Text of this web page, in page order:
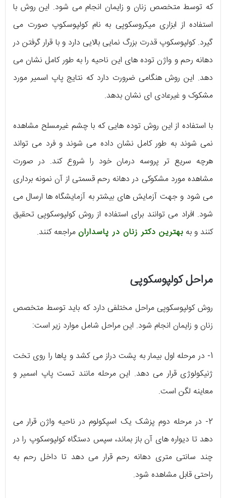
که توسط متخصص زنان و زایمان انجام می شود. این روش با
استفاده از ابزاری میکروسکوپی به نام کولپوسکوپ صورت می
گیرد. کولپوسکوپ قدرت بزرگ نمایی بالایی دارد و با قرار گرفتن در
دهانه رحم و واژن توده های این ناحیه را به طور کامل نشان می
دهد. این روش هنگامی ضرورت دارد که نتایج پاپ اسمیر مورد
مشکوک و غیرعادی ای نشان بدهد.
با استفاده از این روش توده هایی که با چشم غیرمسلح مشاهده
نمی شوند به طور کامل نشان داده می شوند و فرد می تواند
هرچه سریع تر پروسه درمان خود را شروع کند. در صورت
مشاهده مورد مشکوکی در دهانه رحم قسمتی از آن نمونه برداری
می شود و جهت آزمایش های بیشتر به آزمایشگاه ها ارسال می
شود. افراد می توانند برای استفاده از روش کولپوسکوپی تحقیق
کنند و به بهترین دکتر زنان در پاسدارانمراجعه کنند.
مراحل کولپوسکوپی
روش کولپوسکوپی مراحل مختلفی دارد که باید توسط متخصص
زنان و زایمان انجام شود. این مراحل شامل موارد زیر است:
1- در مرحله اول بیمار به پشت دراز می کشد و پاها را روی تخت
ژنیکولوژی قرار می دهد. این مرحله مانند تست پاپ اسمیر و
معاینه لگن است.
2- در مرحله دوم پزشک یک اسپکولوم در ناحیه واژن قرار می
دهد تا دیواره های آن باز بماند، سپس دستگاه کولپوسکوپ را در
چند سانتی متری دهانه رحم قرار می دهد تا داخل رحم به
راحتی قابل مشاهده شود.